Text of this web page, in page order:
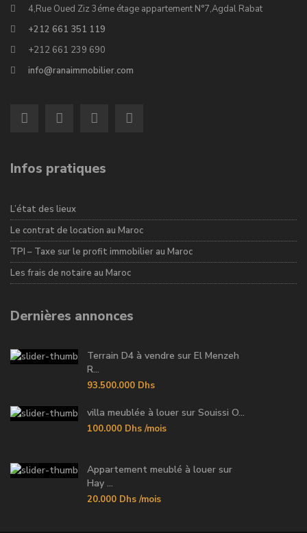
4,Rue Oued Ziz 3éme étage appartement N°7,Agdal Rabat
+212 661 351 119
+212 661 239 690
info@ranaimmobilier.com
Infos pratiques
L’état des lieux
Le contrat de location au Maroc
TPI – Taxe sur le profit immobilier au Maroc
Les frais de notaire au Maroc
Dernières annonces
Terrain D4 à vendre sur El Menzeh
R...
93.500.000 Dhs
villa meublée à louer sur Souissi O...
100.000 Dhs /mois
Appartement meublé à louer sur
Hay ...
20.000 Dhs /mois